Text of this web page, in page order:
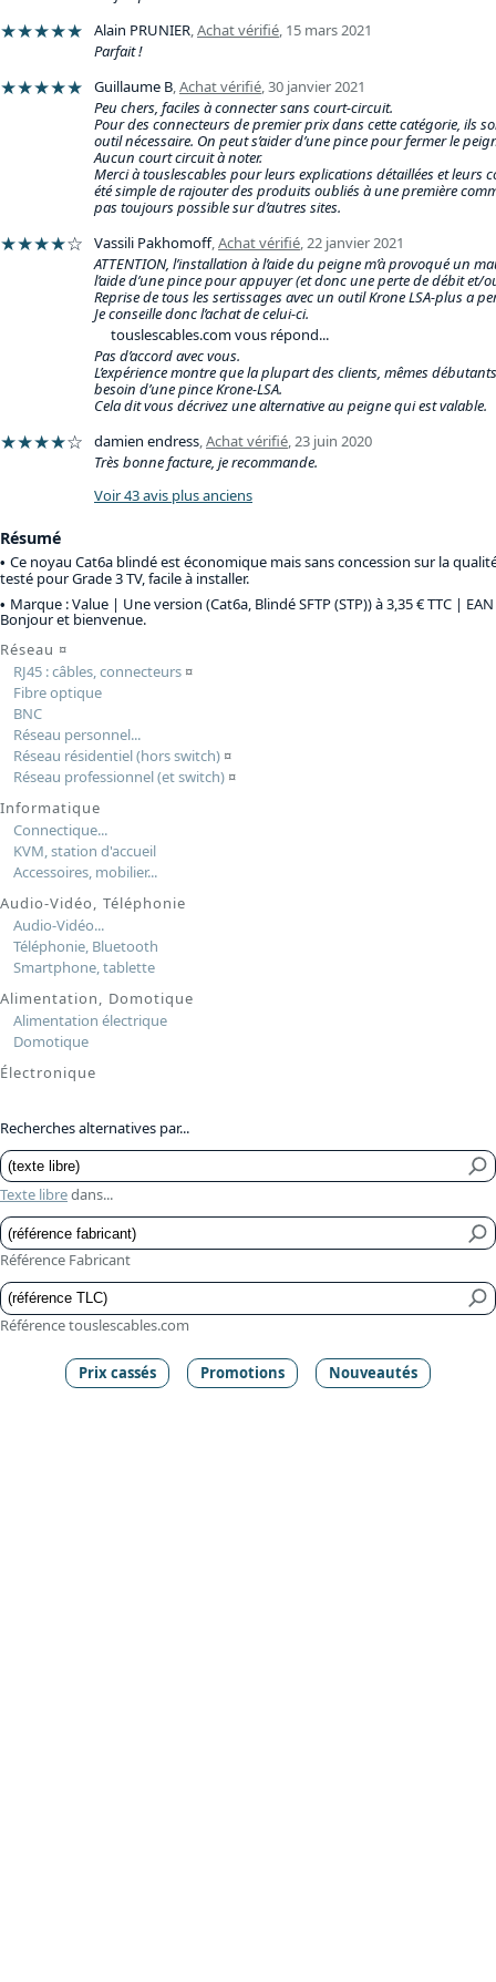
★★★★★ Alain PRUNIER Achat vérifié 15 mars 2021
Parfait !
★★★★★ Guillaume B Achat vérifié 30 janvier 2021
Peu chers, faciles à connecter sans court-circuit.
Pour des connecteurs de premier prix dans cette catégorie, ils
outil nécessaire. On peut s’aider d’une pince pour fermer le
Aucun court circuit à noter.
Merci à touslescables pour leurs explications détaillées et leurs
été simple de rajouter des produits oubliés à une première
pas toujours possible sur d’autres sites.
★★★★☆ Vassili Pakhomoff, Achat vérifié 22 janvier 2021
ATTENTION, l’installation à l’aide du peigne m’à provoqué un
l’aide d’une pince pour appuyer (et donc une perte de débit et/
Reprise de tous les sertissages avec un outil Krone LSA-plus a
Je conseille donc l’achat de celui-ci.
touslescables.com vous répond...
Pas d’accord avec vous.
L’expérience montre que la plupart des clients, mêmes
besoin d’une pince Krone-LSA.
Cela dit vous décrivez une alternative au peigne qui est valable.
★★★★☆ damien endress Achat vérifié 23 juin 2020
Très bonne facture, je recommande.
Voir 43 avis plus anciens
Résumé
Ce noyau Cat6a blindé est économique mais sans concession sur la
testé pour Grade 3 TV, facile à installer.
Marque : Value | Une version (Cat6a, Blindé SFTP (STP)) à 3,35 € TTC |
Bonjour et bienvenue.
Réseau ¤
RJ45 : câbles, connecteurs¤
Fibre optique
BNC
Réseau personnel...
Réseau résidentiel (hors switch)¤
Réseau professionnel (et switch)¤
Informatique
Connectique...
KVM, station d'accueil
Accessoires, mobilier...
Audio-Vidéo, Téléphonie
Audio-Vidéo...
Téléphonie, Bluetooth
Smartphone, tablette
Alimentation, Domotique
Alimentation électrique
Domotique
Électronique
Recherches alternatives par...
Texte libredans...
Référence Fabricant
Référence touslescables.com
Prix cassés Promotions Nouveautés